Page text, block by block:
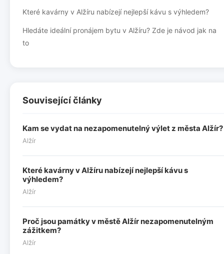
Které kavárny v Alžíru nabízejí nejlepší kávu s výhledem?
Hledáte ideální pronájem bytu v Alžíru? Zde je návod jak na
to
Související články
Kam se vydat na nezapomenutelný výlet z města Alžír?
Alžír
Které kavárny v Alžíru nabízejí nejlepší kávu s
výhledem?
Alžír
Proč jsou památky v městě Alžír nezapomenutelným
zážitkem?
Alžír